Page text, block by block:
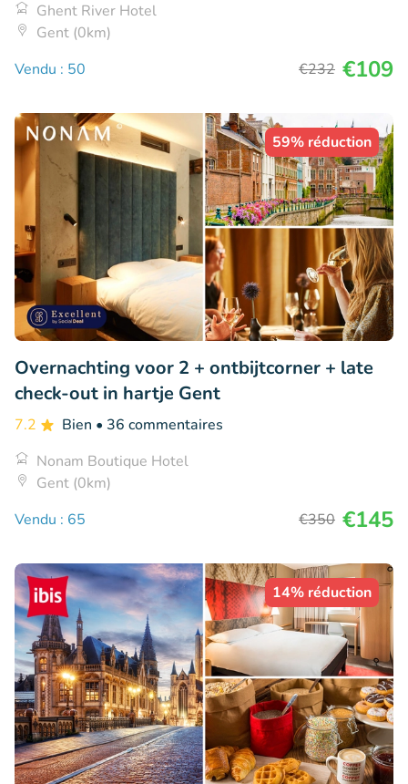
Ghent River Hotel
Gent (0km)
Vendu : 50
€232 €109
59% réduction
Overnachting voor 2 + ontbijtcorner + late
check-out in hartje Gent
7.2 Bien • 36 commentaires
Nonam Boutique Hotel
Gent (0km)
Vendu : 65
€350 €145
14% réduction